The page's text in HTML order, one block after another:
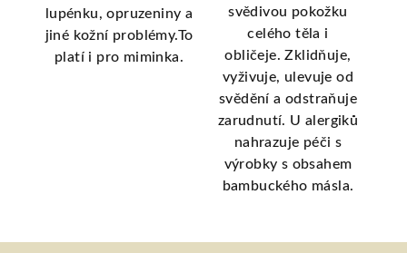
lupénku, opruzeniny a
jiné kožní problémy.To
platí i pro miminka.
svědivou pokožku
celého těla i
obličeje. Zklidňuje,
vyživuje, ulevuje od
svědění a odstraňuje
zarudnutí. U alergiků
nahrazuje péči s
výrobky s obsahem
bambuckého másla.